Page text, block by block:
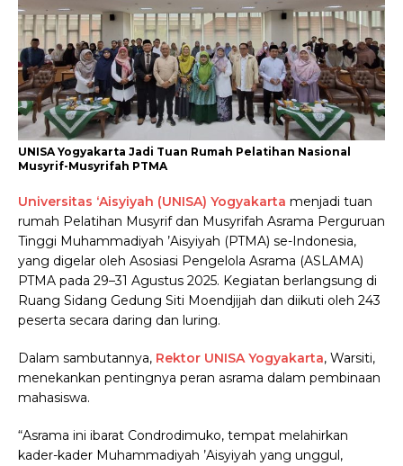
UNISA Yogyakarta Jadi Tuan Rumah Pelatihan Nasional
Musyrif-Musyrifah PTMA
Universitas ‘Aisyiyah (UNISA) Yogyakarta menjadi tuan
rumah Pelatihan Musyrif dan Musyrifah Asrama Perguruan
Tinggi Muhammadiyah ’Aisyiyah (PTMA) se-Indonesia,
yang digelar oleh Asosiasi Pengelola Asrama (ASLAMA)
PTMA pada 29–31 Agustus 2025. Kegiatan berlangsung di
Ruang Sidang Gedung Siti Moendjijah dan diikuti oleh 243
peserta secara daring dan luring.
Dalam sambutannya, Rektor UNISA Yogyakarta, Warsiti,
menekankan pentingnya peran asrama dalam pembinaan
mahasiswa.
“Asrama ini ibarat Condrodimuko, tempat melahirkan
kader-kader Muhammadiyah ’Aisyiyah yang unggul,